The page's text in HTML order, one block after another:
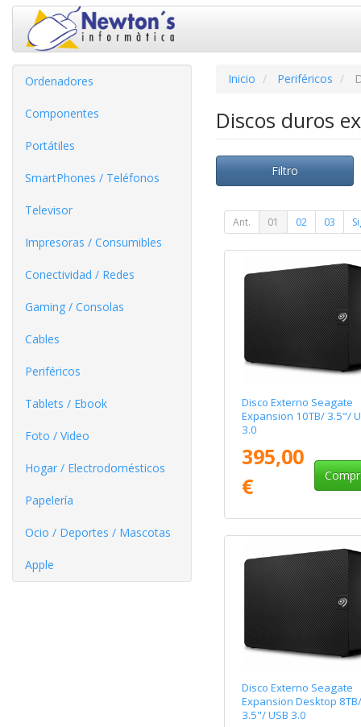
Ordenadores
Componentes
Portátiles
SmartPhones / Teléfonos
Televisor
Impresoras / Consumibles
Conectividad / Redes
Gaming / Consolas
Cables
Periféricos
Tablets / Ebook
Foto / Video
Hogar / Electrodomésticos
Papelería
Ocio / Deportes / Mascotas
Apple
Inicio Periféricos
Discos duros
Filtro
Ant. 01 02 03
Disco Externo Seagate
Expansion 10TB/ 3.5"/
3.0
395,00
€
Disco Externo Seagate
Expansion Desktop 8TB/
3.5"/ USB 3.0